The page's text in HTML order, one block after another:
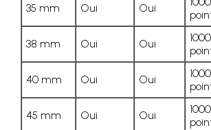
35 mm Oui Oui
38 mm Oui Oui
40 mm Oui Oui
45 mm Oui Oui